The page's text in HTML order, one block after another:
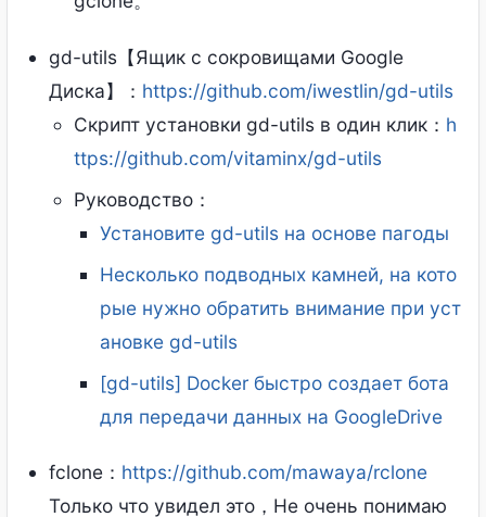
gd-utils【Ящик с сокровищами Google
Диска】： https://github.com/iwestlin/gd-utils
Скрипт установки gd-utils в один клик： h
ttps://github.com/vitaminx/gd-utils
Руководство：
Установите gd-utils на основе пагоды
Несколько подводных камней, на кото
рые нужно обратить внимание при уст
ановке gd-utils
[gd-utils] Docker быстро создает бота
для передачи данных на GoogleDrive
fclone： https://github.com/mawaya/rclone
Только что увидел это，Не очень понимаю